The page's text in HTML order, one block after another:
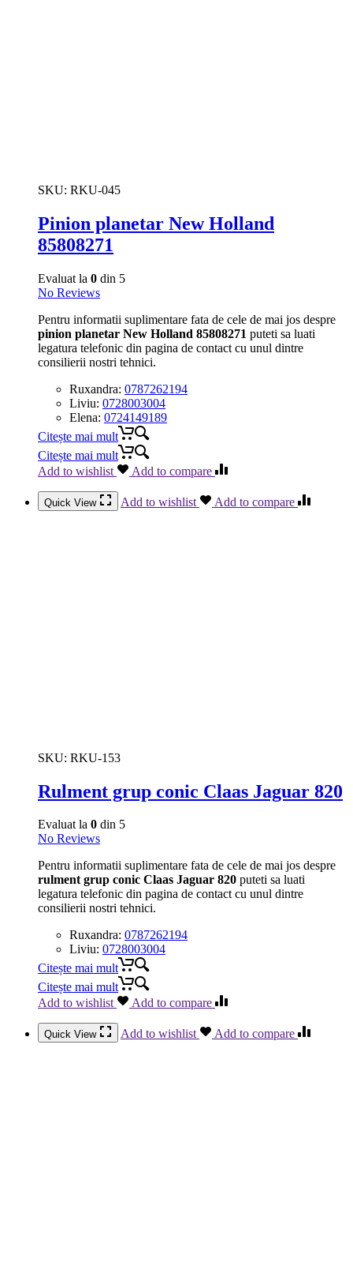
SKU: RKU-045
Pinion planetar New Holland
85808271
Evaluat la 0 din 5
No Reviews
Pentru informatii suplimentare fata de cele de mai jos despre
pinion planetar New Holland 85808271 puteti sa luati
legatura telefonic din pagina de contact cu unul dintre
consilierii nostri tehnici.
Ruxandra: 0787262194
Liviu: 0728003004
Elena: 0724149189
Citește mai mult
Citește mai mult
Add to wishlist
Add to compare
Quick View Add to wishlist Add to compare
SKU: RKU-153
Rulment grup conic Claas Jaguar 820
Evaluat la 0 din 5
No Reviews
Pentru informatii suplimentare fata de cele de mai jos despre
rulment grup conic Claas Jaguar 820 puteti sa luati
legatura telefonic din pagina de contact cu unul dintre
consilierii nostri tehnici.
Ruxandra: 0787262194
Liviu: 0728003004
Citește mai mult
Citește mai mult
Add to wishlist
Add to compare
Quick View Add to wishlist Add to compare